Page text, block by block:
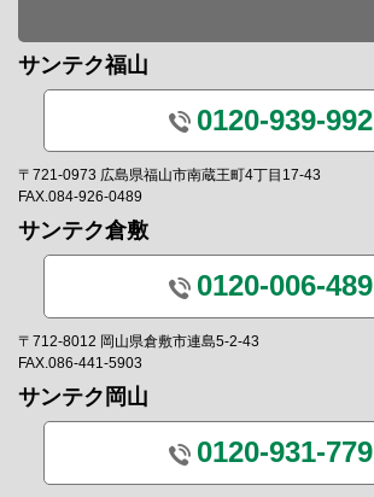
サンテク福山
0120-939-992
〒721-0973 広島県福山市南蔵王町4丁目17-43
FAX.084-926-0489
サンテク倉敷
0120-006-489
〒712-8012 岡山県倉敷市連島5-2-43
FAX.086-441-5903
サンテク岡山
0120-931-779